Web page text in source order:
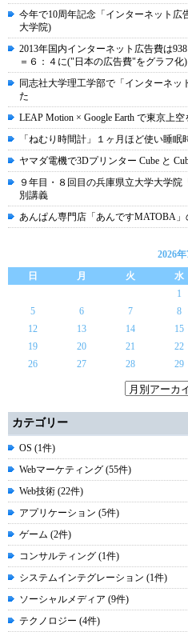
今年で10周年記念「インターネット
大学院)
2013年国内インターネット広告費は
＝６：４に("日本の広告費"をグラフ化)
同志社大学理工学部で「インターネッ
た
LEAP Motion × Google Earth で東京上
「ねむり時間計」１ヶ月ほど使い睡
ヤマダ電機で3Dプリンター Cube と
９年目・８回目の兵庫県立大学大学
別講義
あんぱん専門店「あんですMATOBA
2026年
日
月 火 水
1
5
6 7 8
12
13 14 15
19
20 21 22
26
27 28 29
カテゴリー
OS (1件)
Webマーケティング (55件)
Web技術 (22件)
アプリケーション (5件)
ゲーム (2件)
コンサルティング (1件)
システムインテグレーション (1件)
ソーシャルメディア (9件)
テクノロジー (4件)